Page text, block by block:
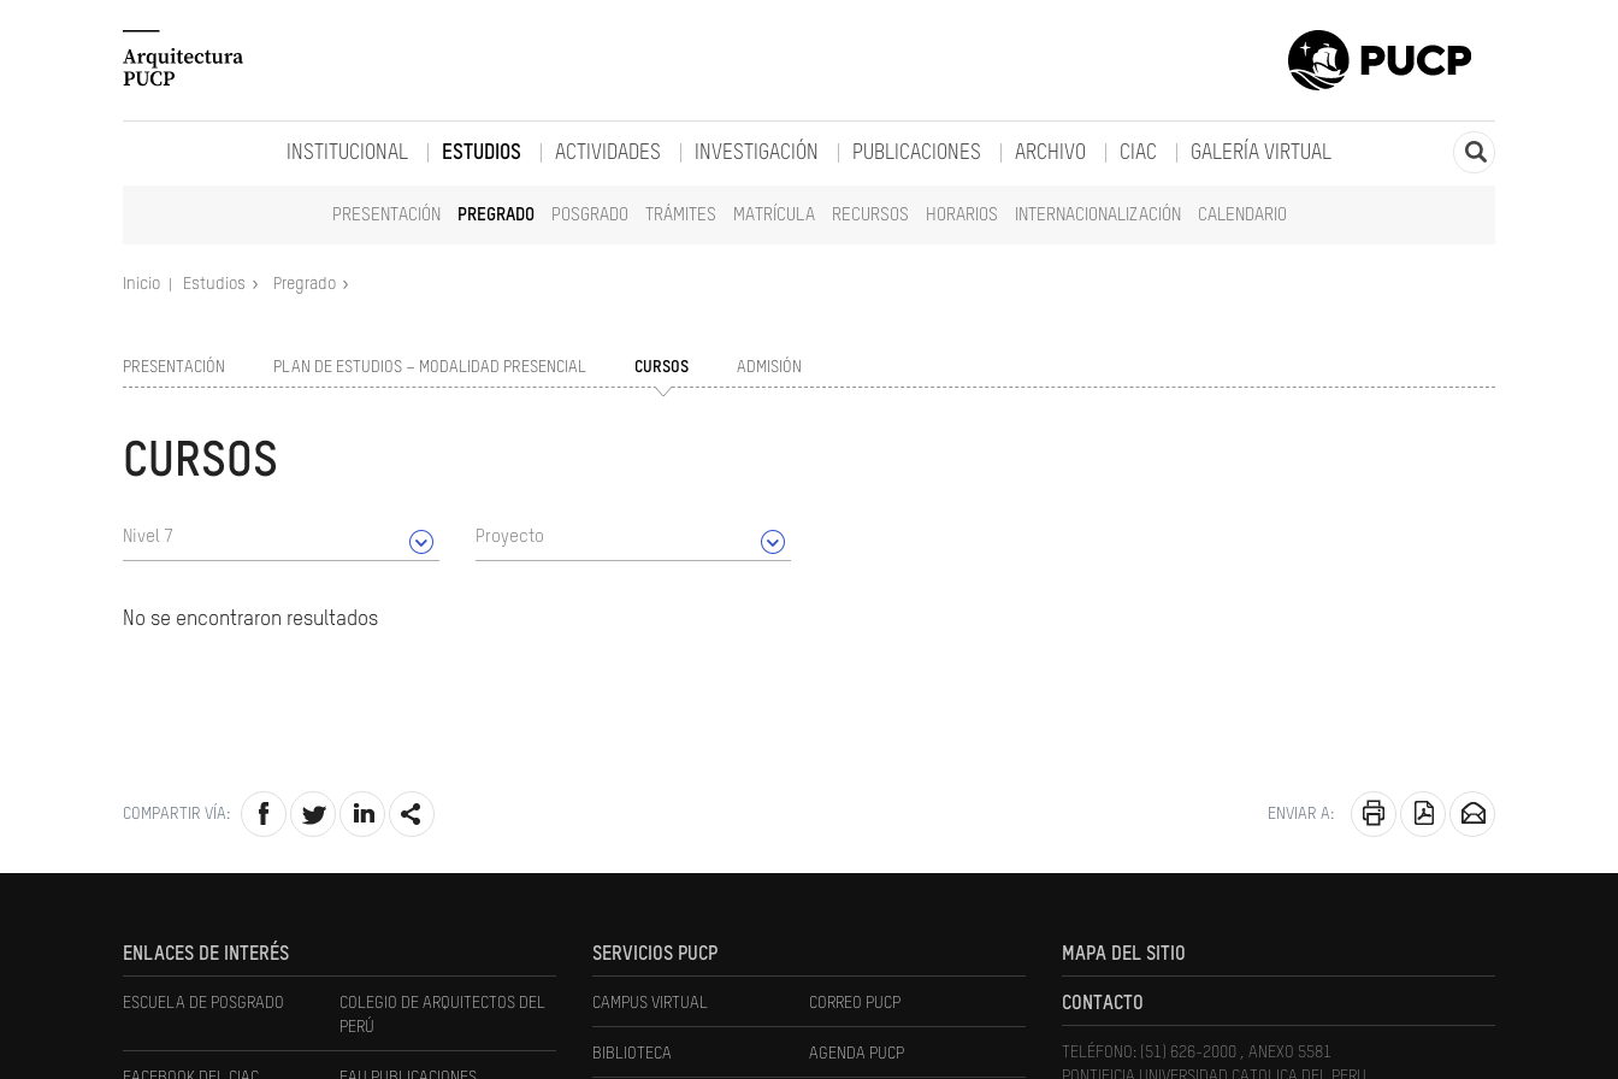
INSTITUCIONAL ESTUDIOS
PRESENTACIÓN PREGRADO POSGRADO TRÁMITES MATRÍCULA RECURSOS HORARIOS INTERNACIONALIZACIÓN CALENDARIO
ACTIVIDADES INVESTIGACIÓN PUBLICACIONES ARCHIVO CIAC GALERÍA VIRTUAL
Inicio Estudios Pregrado
PRESENTACIÓN PLAN DE ESTUDIOS – MODALIDAD PRESENCIAL CURSOS ADMISIÓN
CURSOS
Nivel 7 Proyecto
No se encontraron resultados
COMPARTIR VÍA: ENVIAR A:
ENLACES DE INTERÉS
ESCUELA DE POSGRADO
COLEGIO DE ARQUITECTOS DEL
PERÚ
SERVICIOS PUCP
CAMPUS VIRTUAL CORREO PUCP
BIBLIOTECA AGENDA PUCP
MAPA DEL SITIO
CONTACTO
TELÉFONO: (51) 626-2000 , ANEXO 5581